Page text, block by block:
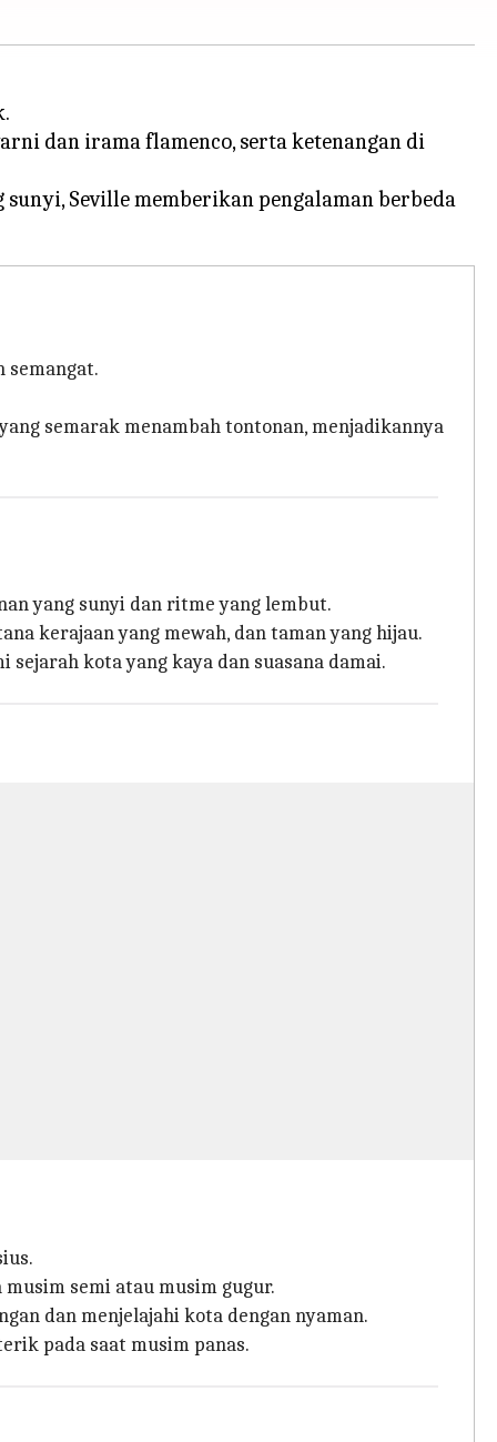
dan irama flamenco, serta ketenangan di
Seville memberikan pengalaman berbeda
semangat.
semarak menambah tontonan, menjadikannya
yang sunyi dan ritme yang lembut.
kerajaan yang mewah, dan taman yang hijau.
kota yang kaya dan suasana damai.
semi atau musim gugur.
dan menjelajahi kota dengan nyaman.
pada saat musim panas.